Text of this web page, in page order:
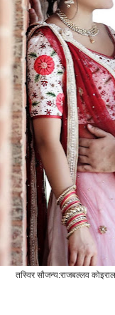
तस्विर सौजन्य:राजबल्लव